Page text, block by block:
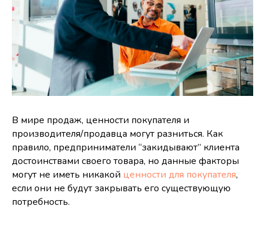
В мире продаж, ценности покупателя и
производителя/продавца могут разниться. Как
правило, предприниматели “закидывают” клиента
достоинствами своего товара, но данные факторы
могут не иметь никакой ценности для покупателя,
если они не будут закрывать его существующую
потребность.